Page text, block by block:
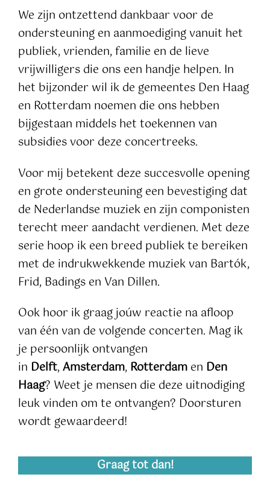
We zijn ontzettend dankbaar voor de
ondersteuning en aanmoediging vanuit het
publiek, vrienden, familie en de lieve
vrijwilligers die ons een handje helpen. In
het bijzonder wil ik de gemeentes Den Haag
en Rotterdam noemen die ons hebben
bijgestaan middels het toekennen van
subsidies voor deze concertreeks.
Voor mij betekent deze succesvolle opening
en grote ondersteuning een bevestiging dat
de Nederlandse muziek en zijn componisten
terecht meer aandacht verdienen. Met deze
serie hoop ik een breed publiek te bereiken
met de indrukwekkende muziek van Bartók,
Frid, Badings en Van Dillen.
Ook hoor ik graag joúw reactie na afloop
van één van de volgende concerten. Mag ik
je persoonlijk ontvangen
in Delft,Amsterdam, Rotterdam en Den
Haag? Weet je mensen die deze uitnodiging
leuk vinden om te ontvangen? Doorsturen
wordt gewaardeerd!
Graag tot dan!